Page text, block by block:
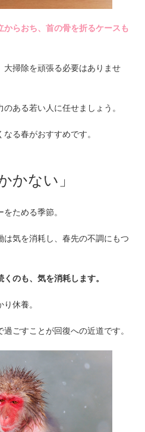
らおち、首の骨を折るケースも
大掃除を頑張る必要はありませ
ある若い人に任せましょう。
る春がおすすめです。
かない」
ためる季節。
気を消耗し、春先の不調にもつ
のも、気を消耗します。
休養。
ごすことが回復への近道です。